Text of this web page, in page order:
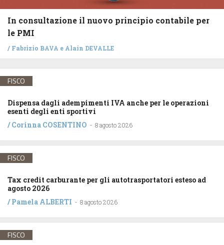
In consultazione il nuovo principio contabile per
le PMI
/ Fabrizio BAVA e Alain DEVALLE
FISCO
Dispensa dagli adempimenti IVA anche per le operazioni
esenti degli enti sportivi
/Corinna COSENTINO - 8 agosto 2026
FISCO
Tax credit carburante per gli autotrasportatori esteso ad
agosto 2026
/Pamela ALBERTI - 8 agosto 2026
FISCO